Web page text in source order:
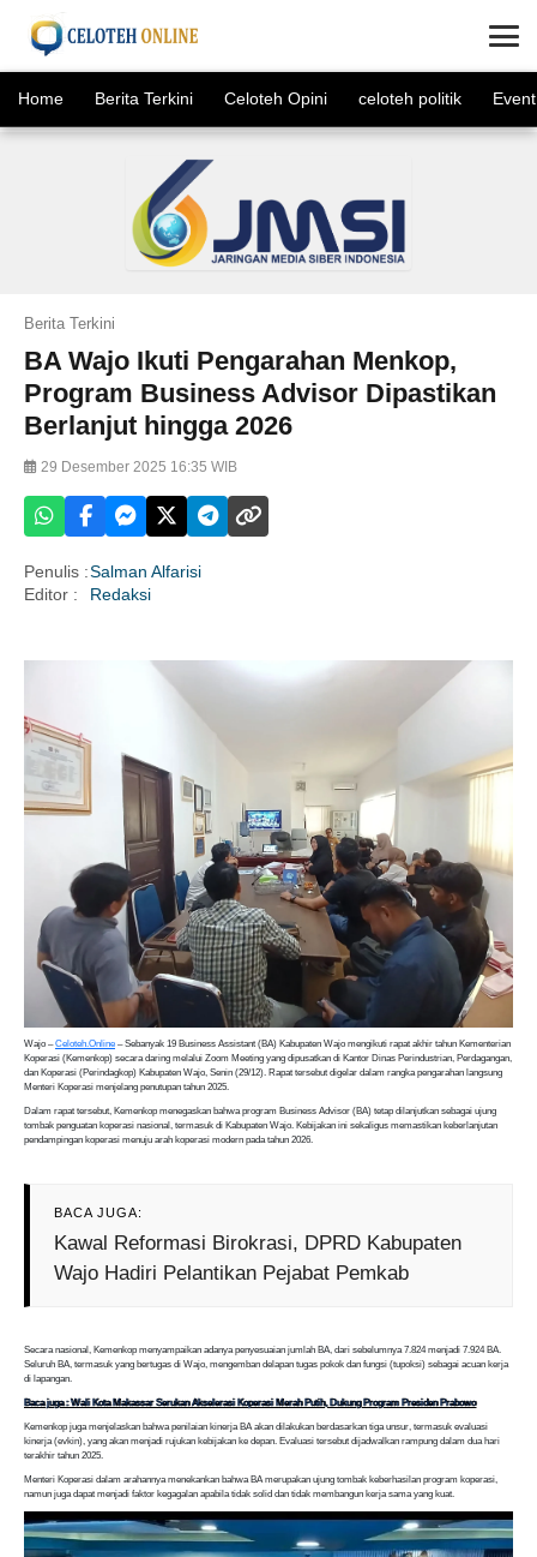
Home Berita Terkini Celoteh Opini celoteh politik Event
Berita Terkini
BA Wajo Ikuti Pengarahan Menkop,
Program Business Advisor Dipastikan
Berlanjut hingga 2026
29 Desember 2025 16:35 WIB
Penulis :Salman Alfarisi
Editor :
Redaksi
Wajo –Celoteh.Online – Sebanyak 19 Business Assistant (BA) Kabupaten Wajo mengikuti rapat akhir tahun Kementerian
Koperasi (Kemenkop) secara daring melalui Zoom Meeting yang dipusatkan di Kantor Dinas Perindustrian, Perdagangan,
dan Koperasi (Perindagkop) Kabupaten Wajo, Senin (29/12). Rapat tersebut digelar dalam rangka pengarahan langsung
Menteri Koperasi menjelang penutupan tahun 2025.
Dalam rapat tersebut, Kemenkop menegaskan bahwa program Business Advisor (BA) tetap dilanjutkan sebagai ujung
tombak penguatan koperasi nasional, termasuk di Kabupaten Wajo. Kebijakan ini sekaligus memastikan keberlanjutan
pendampingan koperasi menuju arah koperasi modern pada tahun 2026.
BACA JUGA:
Kawal Reformasi Birokrasi, DPRD Kabupaten
Wajo Hadiri Pelantikan Pejabat Pemkab
Secara nasional, Kemenkop menyampaikan adanya penyesuaian jumlah BA, dari sebelumnya 7.824 menjadi 7.924 BA.
Seluruh BA, termasuk yang bertugas di Wajo, mengemban delapan tugas pokok dan fungsi (tupoksi) sebagai acuan kerja
di lapangan.
Baca juga : Wali Kota Makassar Serukan Akselerasi Koperasi Merah Putih, Dukung Program Presiden Prabowo
Kemenkop juga menjelaskan bahwa penilaian kinerja BA akan dilakukan berdasarkan tiga unsur, termasuk evaluasi
kinerja (evkin), yang akan menjadi rujukan kebijakan ke depan. Evaluasi tersebut dijadwalkan rampung dalam dua hari
terakhir tahun 2025.
Menteri Koperasi dalam arahannya menekankan bahwa BA merupakan ujung tombak keberhasilan program koperasi,
namun juga dapat menjadi faktor kegagalan apabila tidak solid dan tidak membangun kerja sama yang kuat.